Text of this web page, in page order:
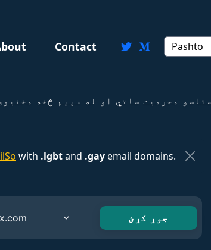
Contact
with .lgbtand .gayemail domains.